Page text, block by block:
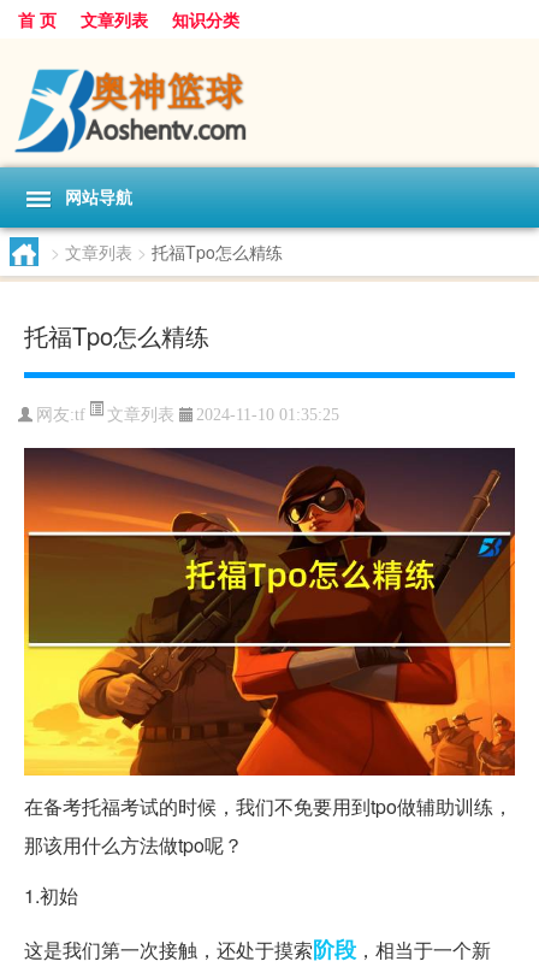
首 页 文章列表 知识分类
网站导航
> 文章列表 > 托福Tpo怎么精练
托福Tpo怎么精练
网友:tf 文章列表 2024-11-10 01:35:25
在备考托福考试的时候，我们不免要用到tpo做辅助训练，
那该用什么方法做tpo呢？
1.初始
这是我们第一次接触，还处于摸索阶段 ，相当于一个新